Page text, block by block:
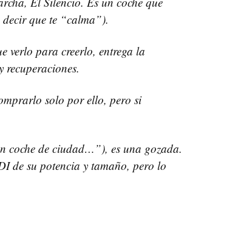
que te “calma”).
verlo para creerlo, entrega la
solo por ello, pero si
coche de ciudad…”), es una gozada.
de su potencia y tamaño, pero lo